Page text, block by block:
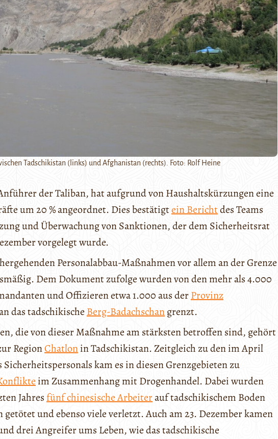
Tadschikistan (links) und Afghanistan (rechts). Foto: Rolf Heine
der Taliban, hat aufgrund von Haushaltskürzungen eine
um 20 % angeordnet. Dies bestätigtein Berichtdes Teams
und Überwachung von Sanktionen, der dem Sicherheitsrat
vorgelegt wurde.
Personalabbau-Maßnahmen vor allem an der Grenze
Dem Dokument zufolge wurden von den mehr als 4.000
und Offizieren etwa 1.000 aus derProvinz
das tadschikischeBerg-Badachschangrenzt.
die von dieser Maßnahme am stärksten betroffen sind, gehört
RegionChatlonin Tadschikistan. Zeitgleich zu den im April
kam es in diesen Grenzgebieten zu
im Zusammenhang mit Drogenhandel. Dabei wurden
Jahresfünf chinesische Arbeiterauf tadschikischem Boden
und ebenso viele verletzt. Auch am 23. Dezember kamen
drei Angreifer ums Leben, wie das tadschikische